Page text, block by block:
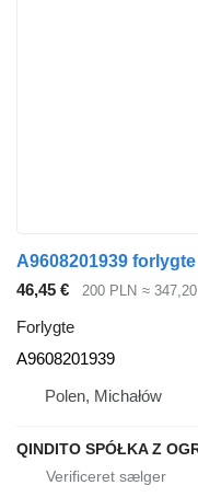
46,45 € 200 PLN ≈ 347,20
Forlygte
A9608201939
Polen, Michałów